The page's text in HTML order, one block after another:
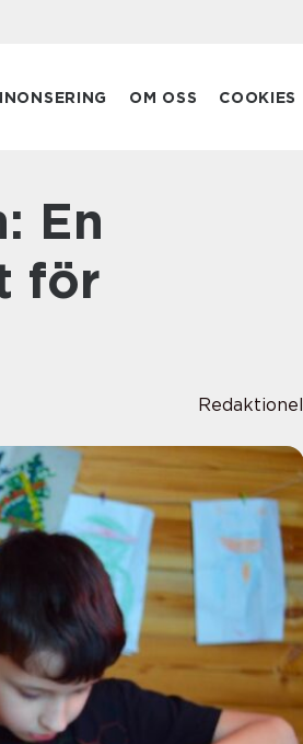
OM OSS COOKIES
för
Redaktionel